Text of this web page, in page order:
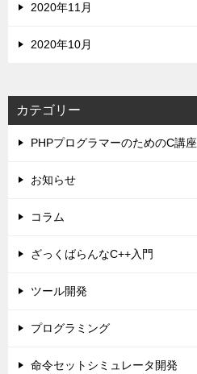
2020年11月
2020年10月
カテゴリー
PHPプログラマーのためのC講座
お知らせ
コラム
ざっくばらんなC++入門
ツール開発
プログラミング
命令セットシミュレータ開発